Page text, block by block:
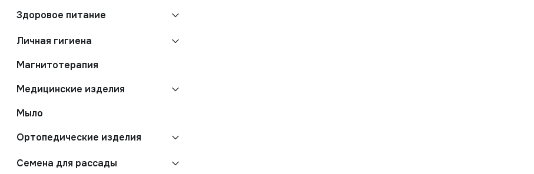
Здоровое питание
Личная гигиена
Магнитотерапия
Медицинские изделия
Мыло
Ортопедические изделия
Семена для рассады